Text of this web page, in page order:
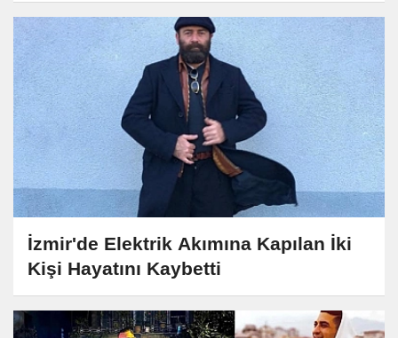
İzmir'de Elektrik Akımına Kapılan İki
Kişi Hayatını Kaybetti